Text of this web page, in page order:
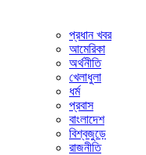
প্রধান খবর
আমেরিকা
অর্থনীতি
খেলাধুলা
ধর্ম
প্রবাস
বাংলাদেশ
বিশ্বজুড়ে
রাজনীতি